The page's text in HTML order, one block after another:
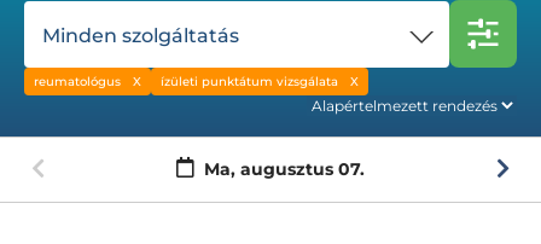
Minden szolgáltatás
reumatológus ízületi punktátum vizsgálata
Ma, augusztus 07.